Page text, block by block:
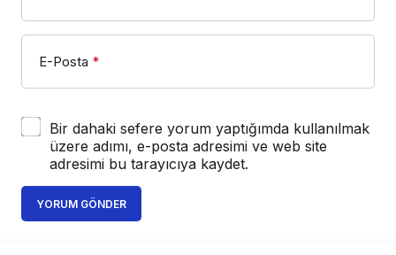
E-Posta *
Bir dahaki sefere yorum yaptığımda kullanılmak
üzere adımı, e-posta adresimi ve web site
adresimi bu tarayıcıya kaydet.
YORUM GÖNDER